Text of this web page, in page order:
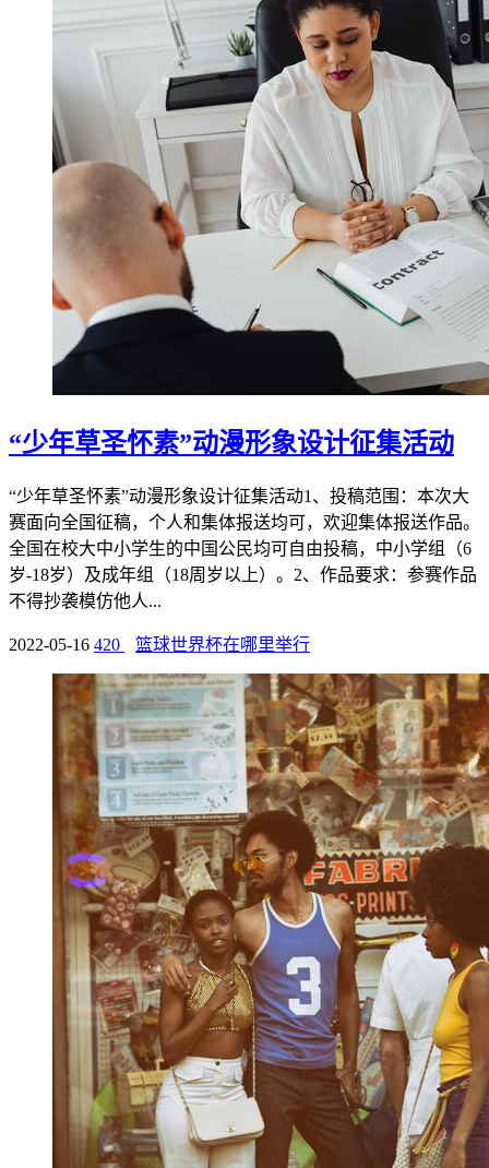
“少年草圣怀素”动漫形象设计征集活动
“少年草圣怀素”动漫形象设计征集活动1、投稿范围：本次大
赛面向全国征稿，个人和集体报送均可，欢迎集体报送作品。
全国在校大中小学生的中国公民均可自由投稿，中小学组（6
岁-18岁）及成年组（18周岁以上）。2、作品要求：参赛作品
不得抄袭模仿他人...
2022-05-16 420 篮球世界杯在哪里举行